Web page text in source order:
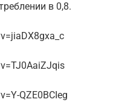
в 0,8.
QZE0BCIeg